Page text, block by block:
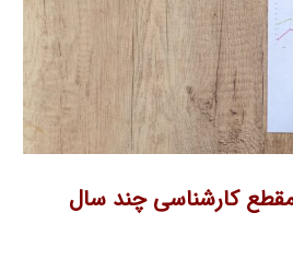
کارشناسی چند سال